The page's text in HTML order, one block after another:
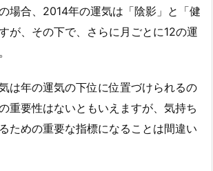
場合、2014年の運気は「陰影」と「健
が、その下で、さらに月ごとに12の運
は年の運気の下位に位置づけられるの
重要性はないともいえますが、気持ち
ための重要な指標になることは間違い